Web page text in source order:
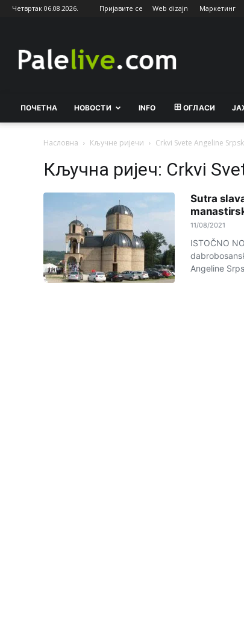
Четвртак 06.08.2026. Пријавите се Web dizajn Маркетинг
ПОЧЕТНА НОВОСТИ INFO ОГЛАСИ
Насловна Кључне ријечи Crkvi Svete Angeline
Кључна ријеч: Crkvi
Sutra
11/08/2021
ISTOČNO
Angeline